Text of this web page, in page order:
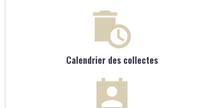
Calendrier des collectes